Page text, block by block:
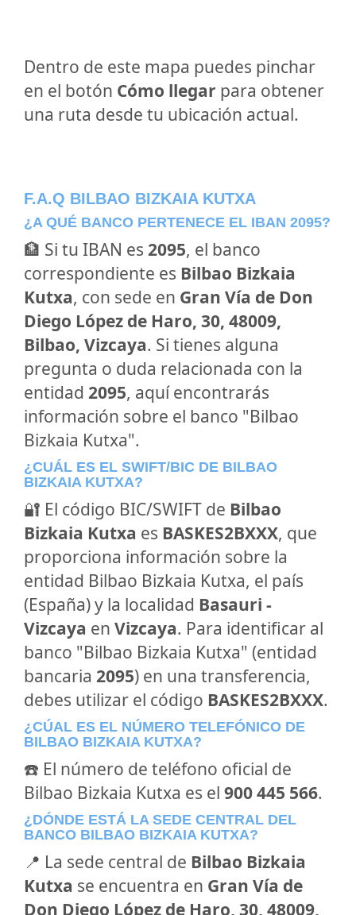
Dentro de este mapa puedes pinchar
en el botón Cómo llegar para obtener
una ruta desde tu ubicación actual.
F.A.Q BILBAO BIZKAIA KUTXA
¿A QUÉ BANCO PERTENECE EL IBAN 2095?
🏦 Si tu IBAN es 2095, el banco
correspondiente es Bilbao Bizkaia
Kutxa, con sede en Gran Vía de Don
Diego López de Haro, 30, 48009,
Bilbao, Vizcaya. Si tienes alguna
pregunta o duda relacionada con la
entidad 2095, aquí encontrarás
información sobre el banco "Bilbao
Bizkaia Kutxa".
¿CUÁL ES EL SWIFT/BIC DE BILBAO
BIZKAIA KUTXA?
🔐 El código BIC/SWIFT de Bilbao
Bizkaia Kutxa es BASKES2BXXX, que
proporciona información sobre la
entidad Bilbao Bizkaia Kutxa, el país
(España) y la localidad Basauri -
Vizcaya en Vizcaya. Para identificar al
banco "Bilbao Bizkaia Kutxa" (entidad
bancaria 2095) en una transferencia,
debes utilizar el código BASKES2BXXX.
¿CÚAL ES EL NÚMERO TELEFÓNICO DE
BILBAO BIZKAIA KUTXA?
☎️ El número de teléfono oficial de
Bilbao Bizkaia Kutxa es el 900 445 566.
¿DÓNDE ESTÁ LA SEDE CENTRAL DEL
BANCO BILBAO BIZKAIA KUTXA?
📍 La sede central de Bilbao Bizkaia
Kutxa se encuentra en Gran Vía de
Don Diego López de Haro, 30, 48009,